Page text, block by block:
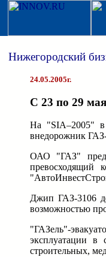
Нижегородский
24.05.2005г.
С 23 по 29
На "SIA–2005" в
внедорожник
ОАО "ГАЗ"
превосходящий
Джип ГАЗ-3106
возможностью
"ГАЗель"-
эксплуатации в
строительных,